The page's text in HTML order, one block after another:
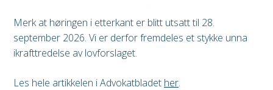
Merk at høringen i etterkant er blitt utsatt til 28.
september 2026. Vi er derfor fremdeles et stykke unna
ikrafttredelse av lovforslaget.
Les hele artikkelen i Advokatbladet her.